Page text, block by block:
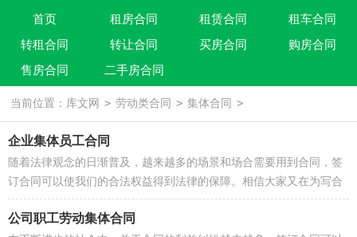
条据书信 实用文 祝福语
首页 租房合同 租赁合同
租车合同
转租合同
转让合同 买房合同
购房合同
售房合同
二手房合同
当前位置： 库文网 > 劳动类合同 > 集体合同 >
企业集体员工合同
随着法律观念的日渐普及，越来越多的场景和场合需要用到合同，签
订合同可以使我们的合法权益得到法律的保障。相信大家又在为写合
同犯愁了吧，以下是小编精心整理...
公司职工劳动集体合同